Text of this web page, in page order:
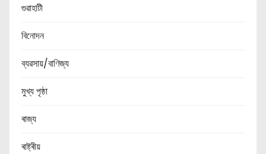
গুৱাহাটী
বিনোদন
ব্যৱসায়/বাণিজ্য
মুখ্য পৃষ্ঠা
ৰাজ্য
ৰাষ্ট্ৰীয়